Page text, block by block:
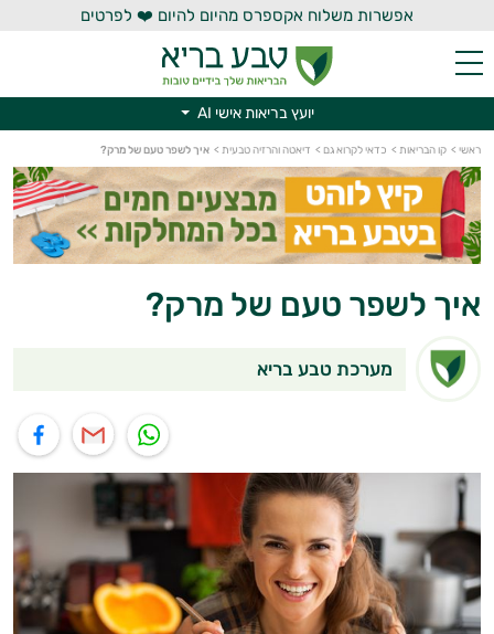
אפשרות משלוח אקספרס מהיום להיום ❤️ לפרטים
יועץ בריאות אישי AI
ראשי > קו הבריאות > כדאי לקרוא גם > דיאטה והרזיה טבעית > איך לשפר טעם של מרק?
איך לשפר טעם של מרק?
מערכת טבע בריא
יועץ בריאות אישי AI